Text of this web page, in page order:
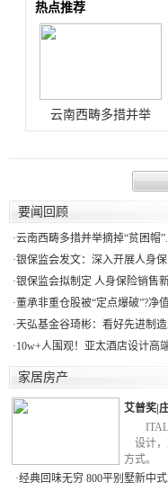
热点推荐
云南西畴多措并举
要闻回顾
·云南西畴多措并举摘掉“贫困帽
·银保监会发文：深入开展人身
·银保监会拟制定 人身保险销售
·董承非重仓股被“定点爆破”?净
·天弘基金谷琦彬：看好先进制
·10w+人围观！亚太酒店设计高
家居房产
艾普奖|
设计，
方式
·经典回味无穷 800平别墅新中